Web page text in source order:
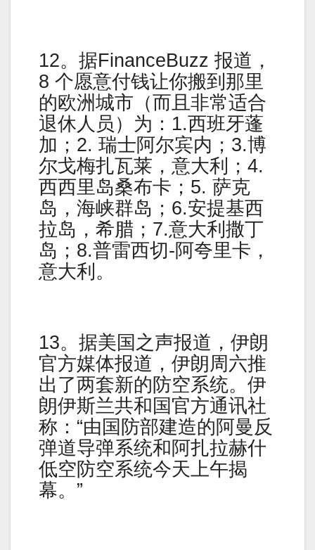
12。据FinanceBuzz 报道，
8 个愿意付钱让你搬到那里
的欧洲城市（而且非常适合
退休人员）为：1.西班牙蓬
加；2. 瑞士阿尔宾内；3.博
尔戈梅扎瓦莱，意大利；4.
西西里岛桑布卡；5. 萨克
岛，海峡群岛；6.安提基西
拉岛，希腊；7.意大利撒丁
岛；8.普雷西切-阿夸里卡，
意大利。
13。据美国之声报道，伊朗
官方媒体报道，伊朗周六推
出了两套新的防空系统。伊
朗伊斯兰共和国官方通讯社
称：“由国防部建造的阿曼反
弹道导弹系统和阿扎拉赫什
低空防空系统今天上午揭
幕。”